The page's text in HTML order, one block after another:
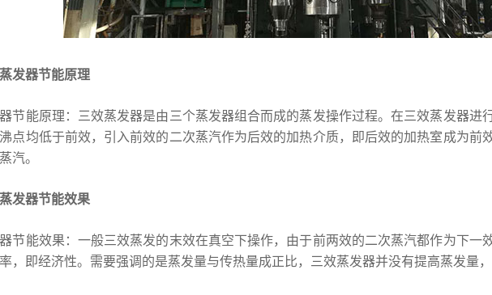
发器节能原理
节能原理：三效蒸发器是由三个蒸发器组合而成的蒸发操作过程。在三效蒸发器进
点均低于前效，引入前效的二次蒸汽作为后效的加热介质，即后效的加热室成为前
汽。
发器节能效果
节能效果：一般三效蒸发的末效在真空下操作，由于前两效的二次蒸汽都作为下一
，即经济性。需要强调的是蒸发量与传热量成正比，三效蒸发器并没有提高蒸发量